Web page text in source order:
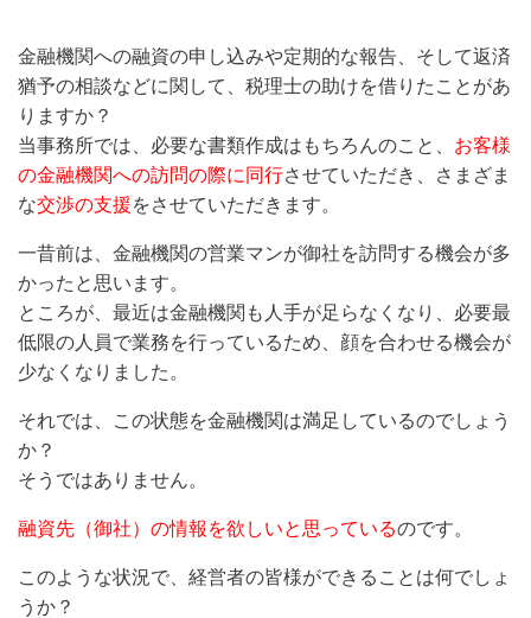
金融機関への融資の申し込みや定期的な報告、そして返済
猶予の相談などに関して、税理士の助けを借りたことがあ
りますか？
当事務所では、必要な書類作成はもちろんのこと、 お客様
の金融機関への訪問の際に同行させていただき、さまざま
な交渉の支援をさせていただきます。
一昔前は、金融機関の営業マンが御社を訪問する機会が多
かったと思います。
ところが、最近は金融機関も人手が足らなくなり、必要最
低限の人員で業務を行っているため、顔を合わせる機会が
少なくなりました。
それでは、この状態を金融機関は満足しているのでしょう
か？
そうではありません。
融資先（御社）の情報を欲しいと思っているのです。
このような状況で、経営者の皆様ができることは何でしょ
うか？